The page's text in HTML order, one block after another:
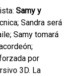
Samy y
Sandra será
Samy tomará
por
3D. La